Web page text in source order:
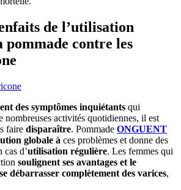
de l’utilisation
pommade contre les
des symptômes inquiétants qui
nombreuses activités quotidiennes, il est
faire disparaître. Pommade ONGUENT
globale à ces problèmes et donne des
cas d’utilisation régulière. Les femmes qui
soulignent ses avantages et le
débarrasser complètement des varices,